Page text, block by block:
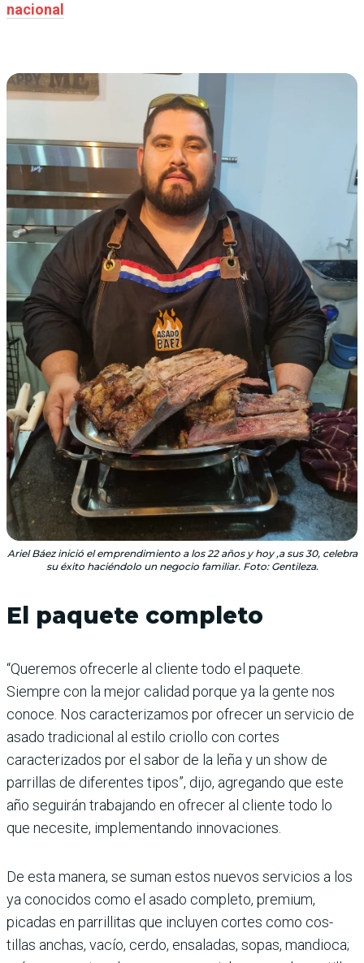
nacional
Ariel Báez inició el emprendimiento a los 22 años y hoy ,a sus 30, celebra
su éxito haciéndolo un negocio familiar. Foto: Gentileza.
El paquete completo
“Queremos ofrecerle al cliente todo el paquete.
Siempre con la mejor calidad porque ya la gente nos
conoce. Nos caracterizamos por ofrecer un servicio de
asado tradicional al estilo criollo con cortes
caracterizados por el sabor de la leña y un show de
parrillas de diferentes tipos”, dijo, agregando que este
año seguirán trabajando en ofrecer al cliente todo lo
que necesite, implementando innovaciones.
De esta manera, se suman estos nuevos servicios a los
ya conocidos como el asado completo, premium,
picadas en parrillitas que incluyen cortes como cos­
tillas anchas, vacío, cerdo, ensaladas, sopas, man­dioca;